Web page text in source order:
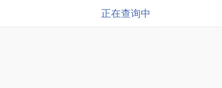
正在查询中